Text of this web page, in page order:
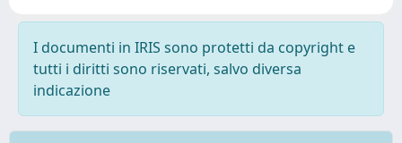
I documenti in IRIS sono protetti da copyright e
tutti i diritti sono riservati, salvo diversa
indicazione